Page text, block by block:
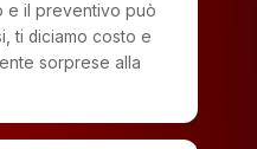
e il preventivo può
ti diciamo costo e
sorprese alla